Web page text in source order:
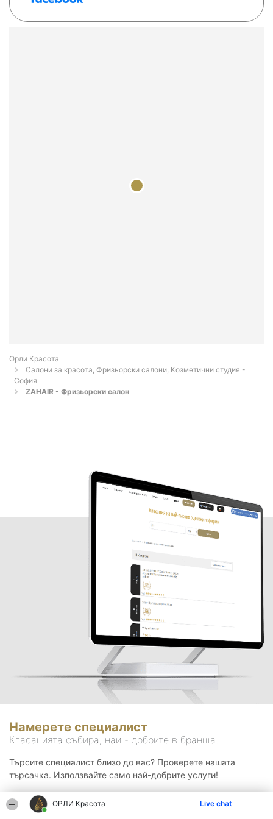
ОРЛИ Красота Live chat
Орли Красота
Салони за красота, Фризьорски салони, Козметични студия -
София
ZAHAIR - Фризьорски салон
Намерете специалист
Класацията събира, най - добрите в бранша.
Търсите специалист близо до вас? Проверете нашата
търсачка. Използвайте само най-добрите услуги!